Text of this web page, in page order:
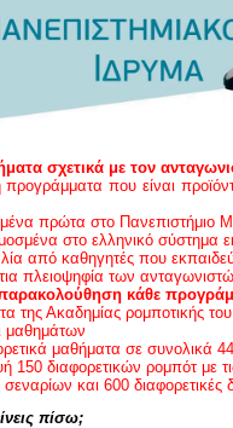
σχετικά με τον
προγράμματα που είναι
πρώτα στο Πανεπιστήμιο
στο ελληνικό σύστημα
από καθηγητές που
πλειοψηφία των
κάθε
της Ακαδημίας ρομποτικής
μαθημάτων
μαθήματα σε συνολικά
150 διαφορετικών ρομπότ με
σεναρίων και 600 διαφορετικές
πίσω;